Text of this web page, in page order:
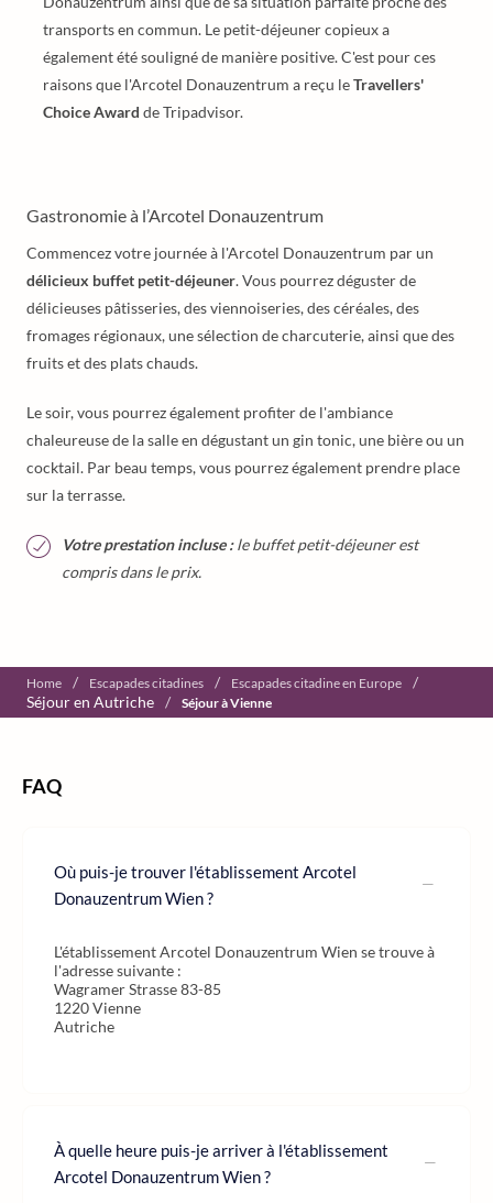
transports en commun. Le petit-déjeuner copieux a
également été souligné de manière positive. C'est pour ces
raisons que l'Arcotel Donauzentrum a reçu leTravellers'
Choice Award de Tripadvisor.
Gastronomie à l’Arcotel Donauzentrum
Commencez votre journée à l'Arcotel Donauzentrum par un
délicieux buffet petit-déjeuner. Vous pourrez déguster de
délicieuses pâtisseries, des viennoiseries, des céréales, des
fromages régionaux, une sélection de charcuterie, ainsi que des
fruits et des plats chauds.
Le soir, vous pourrez également profiter de l'ambiance
chaleureuse de la salle en dégustant un gin tonic, une bière ou un
cocktail. Par beau temps, vous pourrez également prendre place
sur la terrasse.
Votre prestation incluse :le buffet petit-déjeuner est
compris dans le prix.
Home / Escapades citadines / Escapades citadine en Europe
/
Séjour en Autriche / Séjour à Vienne
FAQ
Où puis-je trouver l'établissement Arcotel
Donauzentrum Wien ?
L'établissement Arcotel Donauzentrum Wien se trouve à
l'adresse suivante :
Wagramer Strasse 83-85
1220 Vienne
Autriche
À quelle heure puis-je arriver à l'établissement
Arcotel Donauzentrum Wien ?